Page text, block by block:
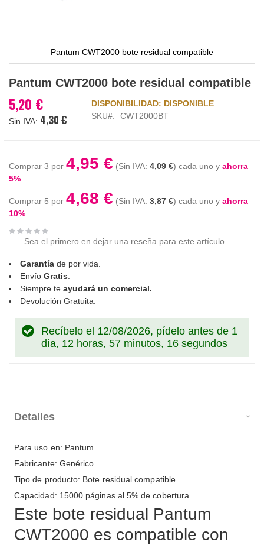
Pantum CWT2000 bote residual compatible
al
de
la
Pantum CWT2000 bote residual compatible
5,20 €
4,30 €
DISPONIBILIDAD: DISPONIBLE
SKU
CWT2000BT
Comprar 3 por 4,95 € 4,09 € cada uno y ahorra
5%
Comprar 5 por 4,68 € 3,87 € cada uno y ahorra
10%
Sea el primero en dejar una reseña para este artículo
Garantía de por vida.
Envío Gratis.
Siempre te ayudará un comercial.
Devolución Gratuita.
Recíbelo el 12/08/2026, pídelo antes de 1
día, 12 horas, 57 minutos, 16 segundos
Detalles
Para uso en: Pantum
Fabricante: Genérico
Tipo de producto: Bote residual compatible
Capacidad: 15000 páginas al 5% de cobertura
Este bote residual Pantum
CWT2000 es compatible con